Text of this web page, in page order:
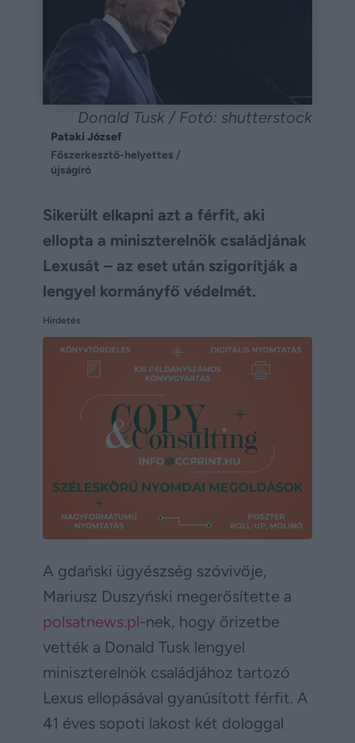
Donald Tusk / Fotó: shutterstock
Pataki József
Főszerkesztő-helyettes /
újságíró
Sikerült elkapni azt a férfit, aki
ellopta a miniszterelnök családjának
Lexusát – az eset után szigorítják a
lengyel kormányfő védelmét.
Hirdetés
A gdański ügyészség szóvivője,
Mariusz Duszyński megerősítette a
polsatnews.pl-nek, hogy őrizetbe
vették a Donald Tusk lengyel
miniszterelnök családjához tartozó
Lexus ellopásával gyanúsított férfit. A
41 éves sopoti lakost két dologgal